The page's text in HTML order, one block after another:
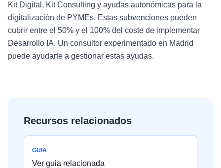
Kit Digital, Kit Consulting y ayudas autonómicas para la
digitalización de PYMEs. Estas subvenciones pueden
cubrir entre el 50% y el 100% del coste de implementar
Desarrollo IA. Un consultor experimentado en Madrid
puede ayudarte a gestionar estas ayudas.
Recursos relacionados
GUIA
Ver guia relacionada